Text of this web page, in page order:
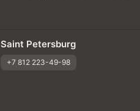
Saint Petersburg
+7 812 223-49-98